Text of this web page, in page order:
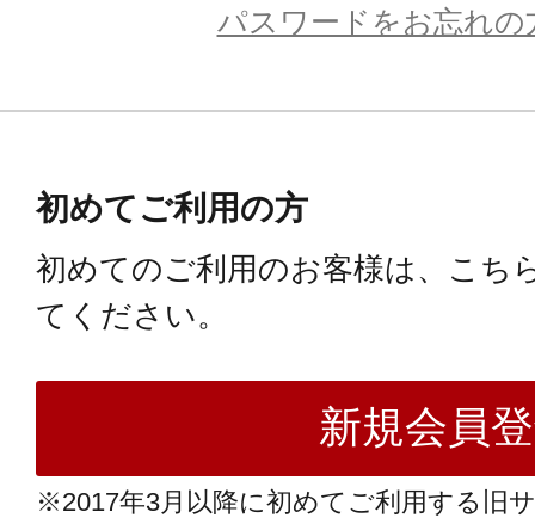
パスワードをお忘れの
初めてご利用の方
初めてのご利用のお客様は、こち
てください。
※2017年3月以降に初めてご利用する旧